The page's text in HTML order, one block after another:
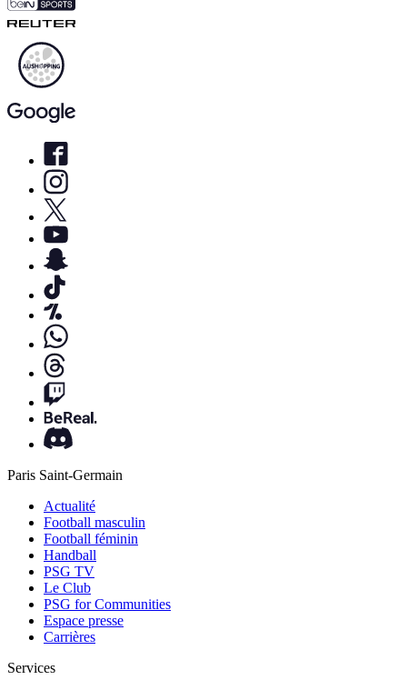
Paris Saint-Germain
Actualité
Football masculin
Football féminin
Handball
PSG TV
Le Club
PSG for Communities
Espace presse
Carrières
Services